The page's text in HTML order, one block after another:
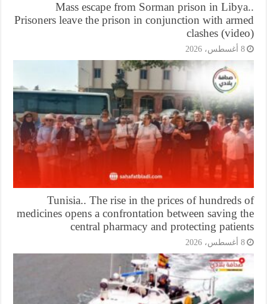
Mass escape from Sorman prison in
Prisoners leave the prison in conjunction with
clashes
Tunisia.. The rise in the prices of
medicines opens a confrontation between saving
central pharmacy and protecting